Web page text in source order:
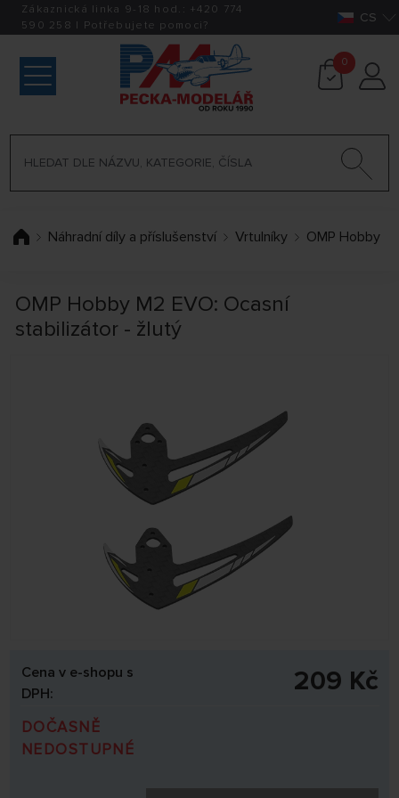
Zákaznická linka 9-18 hod.: +420 774
590 258 | Potřebujete pomoci? CS
0
Náhradní díly a příslušenství Vrtulníky OMP Hobby
OMP Hobby M2 EVO: Ocasní
stabilizátor - žlutý
Cena v e-shopu s
DPH:
209 Kč
DOČASNĚ
NEDOSTUPNÉ